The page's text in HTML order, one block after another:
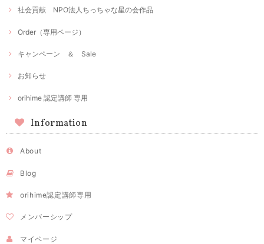
社会貢献 NPO法人ちっちゃな星の会作品
Order（専用ページ）
キャンペーン ＆ Sale
お知らせ
orihime 認定講師 専用
Information
About
Blog
orihime認定講師専用
メンバーシップ
マイページ